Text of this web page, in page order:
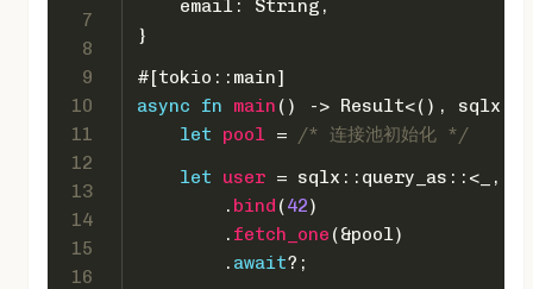
7
8
9
10
11
12
13
14
15
16
    email:
String ,
}
#[tokio::main]
async
fn main () -> Result<(),
let
pool =
/* 连接池初始化 */
let
user = sqlx::query_as::<_,
        .
bind (42)
        .
fetch_one (&pool)
        .
await?;